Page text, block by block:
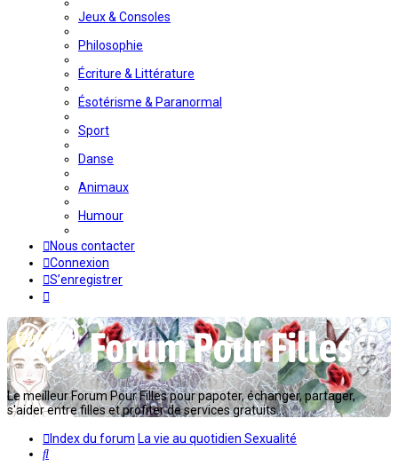
Jeux & Consoles
Philosophie
Écriture & Littérature
Ésotérisme & Paranormal
Sport
Danse
Animaux
Humour
Nous contacter
Connexion
S’enregistrer
Le meilleur Forum Pour Filles pour papoter, échanger, partager,
s'aider entre filles et profiter de services gratuits...
Index du forum La vie au quotidien Sexualité
Rechercher